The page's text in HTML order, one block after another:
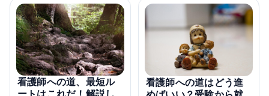
看護師への道、最短ル
看護師への道はどう進